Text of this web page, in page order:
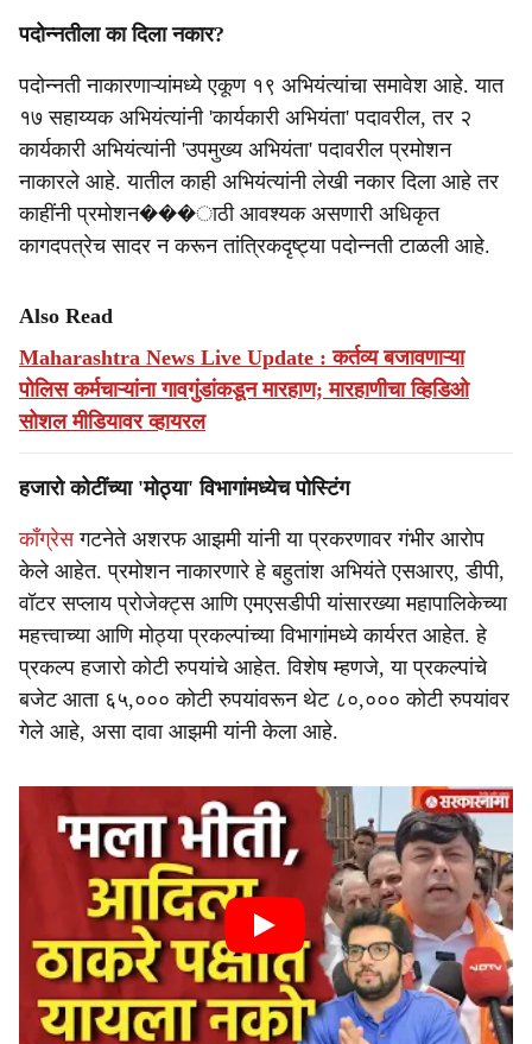
पदोन्नतीला का दिला नकार?
पदोन्नती नाकारणाऱ्यांमध्ये एकूण १९ अभियंत्यांचा समावेश आहे. यात
१७ सहाय्यक अभियंत्यांनी 'कार्यकारी अभियंता' पदावरील, तर २
कार्यकारी अभियंत्यांनी 'उपमुख्य अभियंता' पदावरील प्रमोशन
नाकारले आहे. यातील काही अभियंत्यांनी लेखी नकार दिला आहे तर
काहींनी प्रमोशन���ाठी आवश्यक असणारी अधिकृत
कागदपत्रेच सादर न करून तांत्रिकदृष्ट्या पदोन्नती टाळली आहे.
Also Read
Maharashtra News Live Update : कर्तव्य बजावणाऱ्या
पोलिस कर्मचाऱ्यांना गावगुंडांकडून मारहाण; मारहाणीचा व्हिडिओ
सोशल मीडियावर व्हायरल
हजारो कोटींच्या 'मोठ्या' विभागांमध्येच पोस्टिंग
काँग्रेसगटनेते अशरफ आझमी यांनी या प्रकरणावर गंभीर आरोप
केले आहेत. प्रमोशन नाकारणारे हे बहुतांश अभियंते एसआरए, डीपी,
वॉटर सप्लाय प्रोजेक्ट्स आणि एमएसडीपी यांसारख्या महापालिकेच्या
महत्त्वाच्या आणि मोठ्या प्रकल्पांच्या विभागांमध्ये कार्यरत आहेत. हे
प्रकल्प हजारो कोटी रुपयांचे आहेत. विशेष म्हणजे, या प्रकल्पांचे
बजेट आता ६५,००० कोटी रुपयांवरून थेट ८०,००० कोटी रुपयांवर
गेले आहे, असा दावा आझमी यांनी केला आहे.